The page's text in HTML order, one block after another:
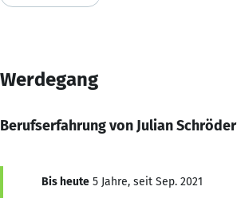
Werdegang
Berufserfahrung von Julian Schröder
Bis heute 5 Jahre, seit Sep. 2021